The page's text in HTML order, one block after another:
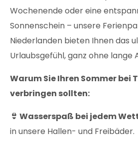
Wochenende oder eine
Sonnenschein – unsere
Niederlanden bieten Ihnen das
Urlaubsgefühl, ganz ohne lange
Warum Sie Ihren Sommer bei
verbringen sollten:
👙 Wasserspaß bei jedem
in unsere Hallen- und Freibäder.